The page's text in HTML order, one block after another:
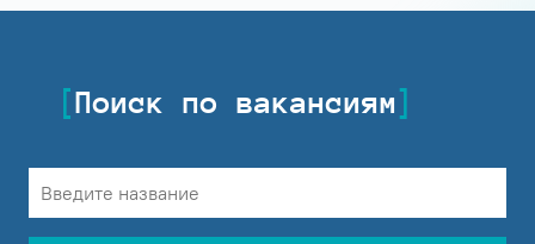
Поиск по вакансиям